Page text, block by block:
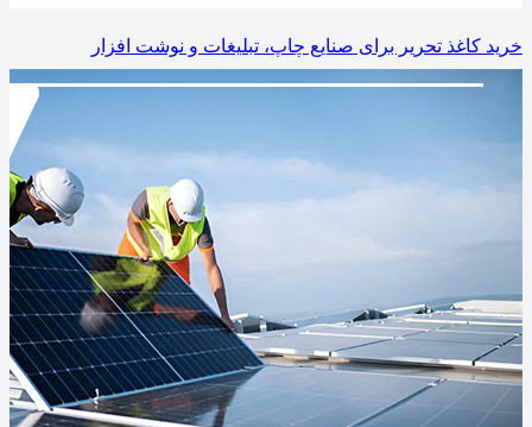
خرید کاغذ تحریر برای صنایع چاپ، تبلیغات و نوشت افزار